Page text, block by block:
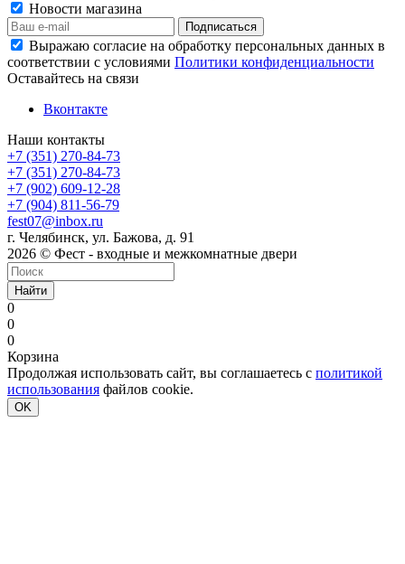
Новости магазина
Выражаю согласие на обработку персональных данных в
соответствии с условиями Политики конфиденциальности
Оставайтесь на связи
Вконтакте
Наши контакты
+7 (351) 270-84-73
+7 (351) 270-84-73
+7 (902) 609-12-28
+7 (904) 811-56-79
fest07@inbox.ru
г. Челябинск, ул. Бажова, д. 91
2026 © Фест - входные и межкомнатные двери
Найти
0
0
0
Корзина
Продолжая использовать сайт, вы соглашаетесь с политикой
использования файлов cookie.
OK